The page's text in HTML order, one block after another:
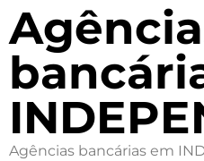
Agências bancárias em